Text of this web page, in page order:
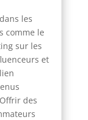
les
comme le
sur les
et
des